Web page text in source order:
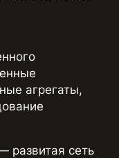
агрегаты,
развитая сеть